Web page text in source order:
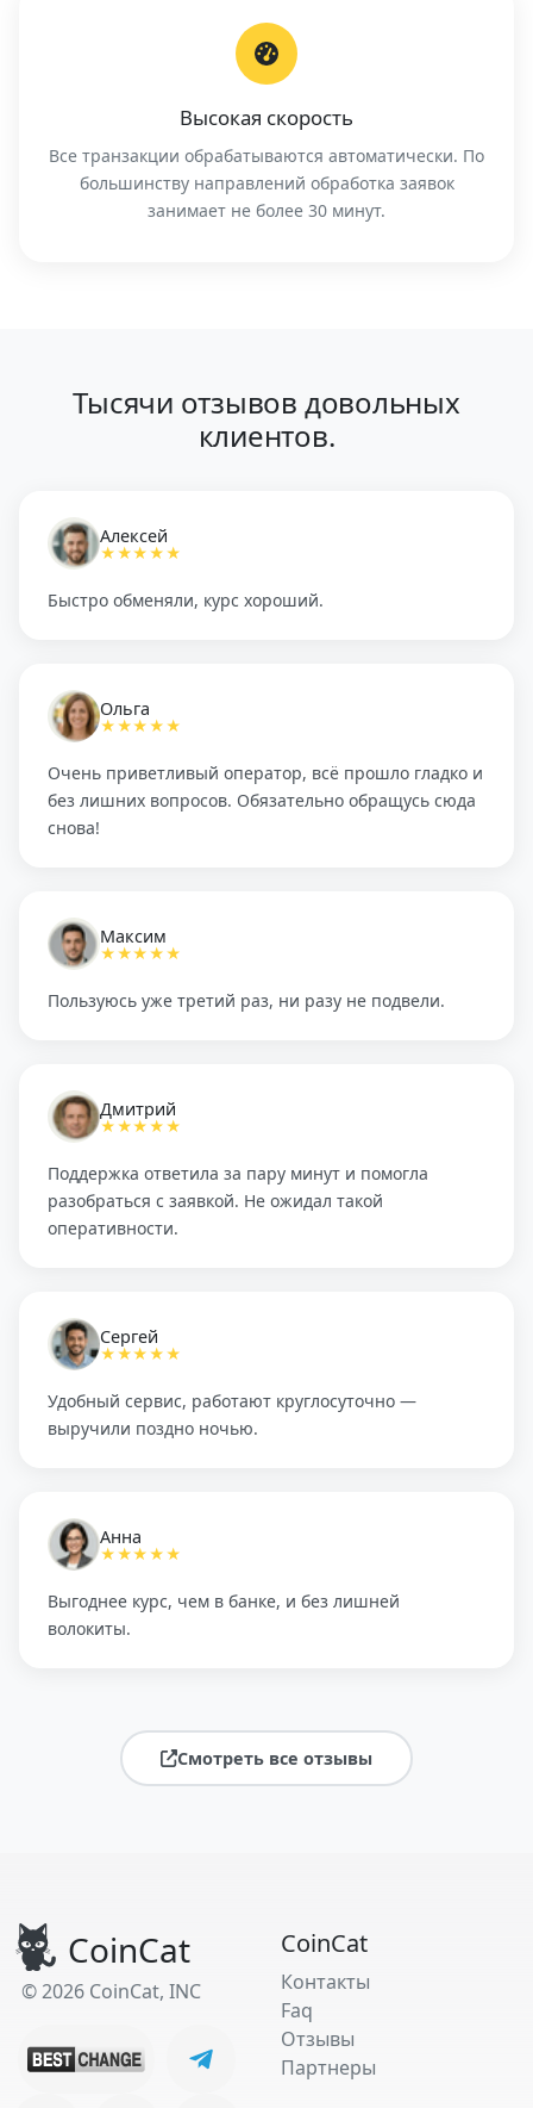
Высокая скорость
Все транзакции обрабатываются автоматически. По
большинству направлений обработка заявок
занимает не более 30 минут.
Тысячи отзывов довольных
клиентов.
Алексей
★★★★★
Быстро обменяли, курс хороший.
Ольга
★★★★★
Очень приветливый оператор, всё прошло гладко и
без лишних вопросов. Обязательно обращусь сюда
снова!
Максим
★★★★★
Пользуюсь уже третий раз, ни разу не подвели.
Дмитрий
★★★★★
Поддержка ответила за пару минут и помогла
разобраться с заявкой. Не ожидал такой
оперативности.
Сергей
★★★★★
Удобный сервис, работают круглосуточно —
выручили поздно ночью.
Анна
★★★★★
Выгоднее курс, чем в банке, и без лишней
волокиты.
Смотреть все отзывы
CoinCat
© 2026 CoinCat, INC
CoinCat
Контакты
Faq
Отзывы
Партнеры